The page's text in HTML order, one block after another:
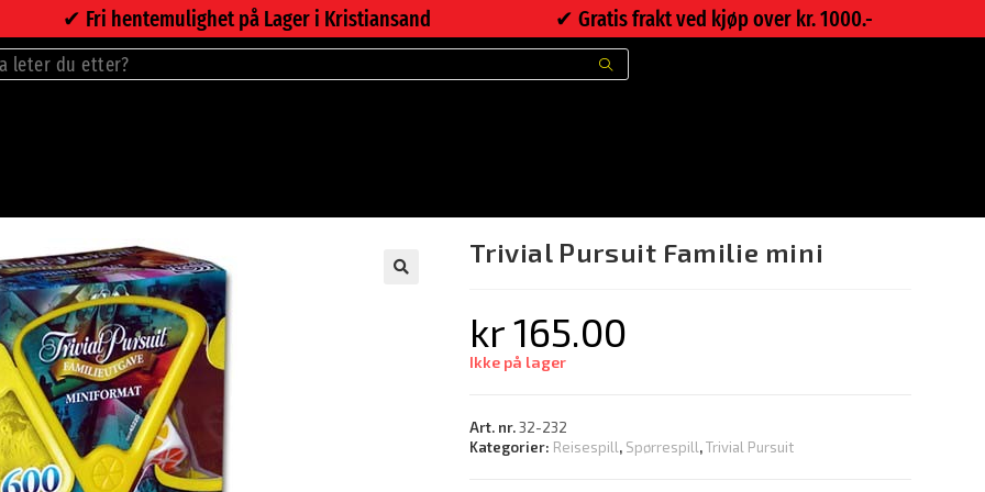
✔︎ Fri hentemulighet på Lager i Kristiansand ✔︎ Gratis frakt ved kjøp over kr. 1000.-
Trivial Pursuit Familie mini
kr165.00
Ikke på lager
Art. nr.32-232
Kategorier: Reisespill, Spørrespill,Trivial Pursuit